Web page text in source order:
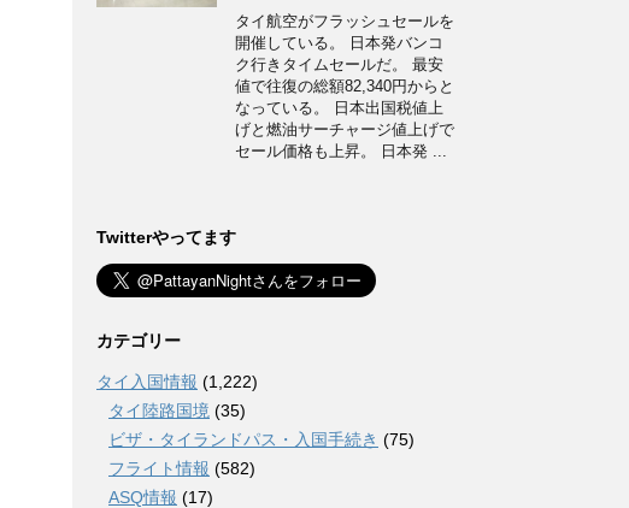
タイ航空がフラッシュセールを
開催している。 日本発バンコ
ク行きタイムセールだ。 最安
値で往復の総額82,340円からと
なっている。 日本出国税値上
げと燃油サーチャージ値上げで
セール価格も上昇。 日本発 ...
Twitterやってます
カテゴリー
タイ入国情報 (1,222)
タイ陸路国境 (35)
ビザ・タイランドパス・入国手続き (75)
フライト情報 (582)
ASQ情報 (17)